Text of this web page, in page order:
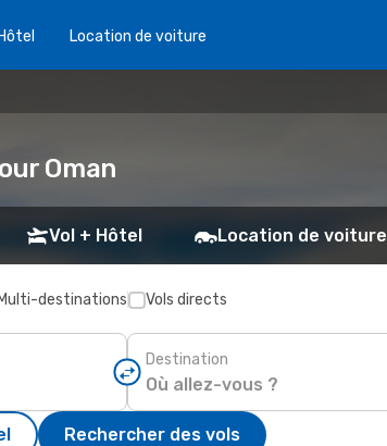
Location de voiture
Oman
Vol + Hôtel Location de voiture
Multi-destinations Vols directs
Destination
Rechercher des vols